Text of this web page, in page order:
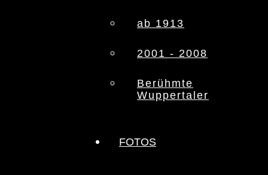
ab 1913
2001 - 2008
Berühmte
Wuppertaler
FOTOS